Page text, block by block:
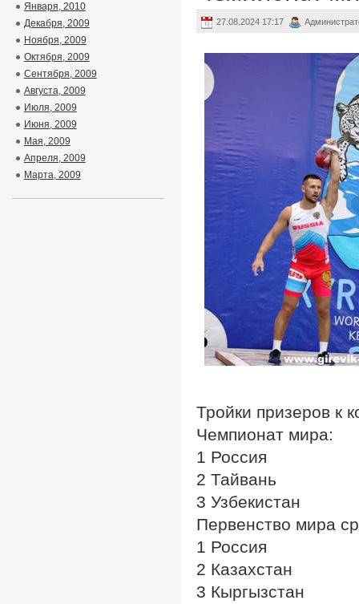
27.08.2024 17:17
Тройки призеров к
Чемпионат мира:
1 Россия
2 Тайвань
3 Узбекистан
Первенство мира
1 Россия
2 Казахстан
3 Кыргызстан
Января, 2010
Декабря, 2009
Ноября, 2009
Октября, 2009
Сентября, 2009
Августа, 2009
Июля, 2009
Июня, 2009
Мая, 2009
Апреля, 2009
Марта, 2009